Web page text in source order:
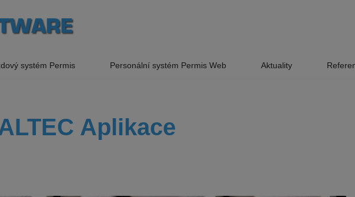
systém Permis Personální systém Permis Web Aktuality
Aplikace